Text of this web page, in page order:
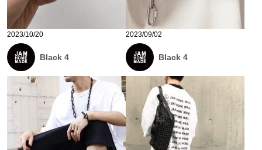
2023/10/20
Black 4
2023/09/02
Black 4